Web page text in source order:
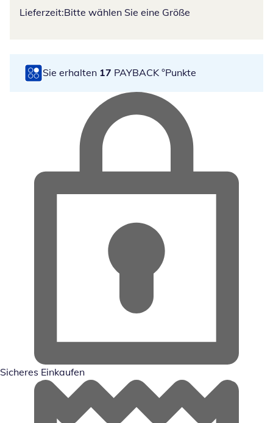
Lieferzeit:Bitte wählen Sie eine Größe
Sie erhalten 17 PAYBACK °Punkte
Sicheres Einkaufen